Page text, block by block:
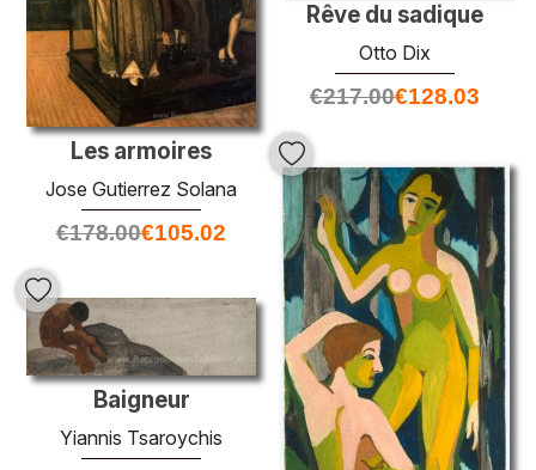
Rêve du sadique
Otto Dix
€217.00€128.03
Les armoires
Jose Gutierrez Solana
€178.00€105.02
Baigneur
Yiannis Tsaroychis